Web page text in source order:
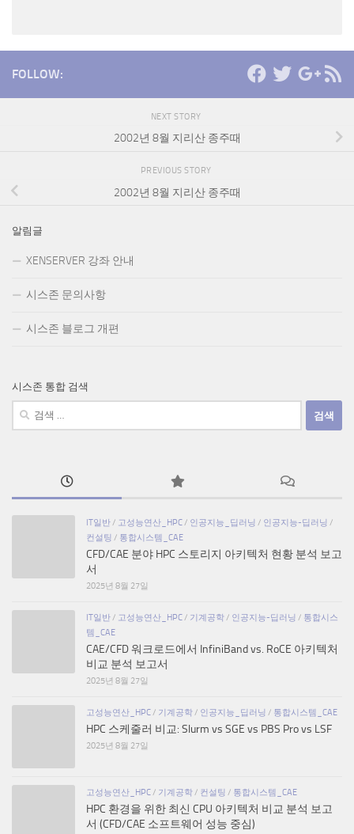
FOLLOW:
NEXT STORY
2002년 8월 지리산 종주때
PREVIOUS STORY
2002년 8월 지리산 종주때
알림글
XENSERVER 강좌 안내
시스존 문의사항
시스존 블로그 개편
시스존 통합 검색
검
색:
IT일반/ 고성능연산_HPC/ 인공지능_딥러닝 / 인공지능-딥러닝 /
컨설팅 / 통합시스템_CAE
CFD/CAE 분야 HPC 스토리지 아키텍처 현황 분석 보고
서
2025년 8월 27일
IT일반/ 고성능연산_HPC/ 기계공학/ 인공지능-딥러닝 / 통합시스
템_CAE
CAE/CFD 워크로드에서 InfiniBand vs. RoCE 아키텍처
비교 분석 보고서
2025년 8월 27일
고성능연산_HPC/ 기계공학/ 인공지능_딥러닝 / 통합시스템_CAE
HPC 스케줄러 비교: Slurm vs SGE vs PBS Pro vs LSF
2025년 8월 27일
고성능연산_HPC/ 기계공학/ 컨설팅 / 통합시스템_CAE
HPC 환경을 위한 최신 CPU 아키텍처 비교 분석 보고
서 (CFD/CAE 소프트웨어 성능 중심)